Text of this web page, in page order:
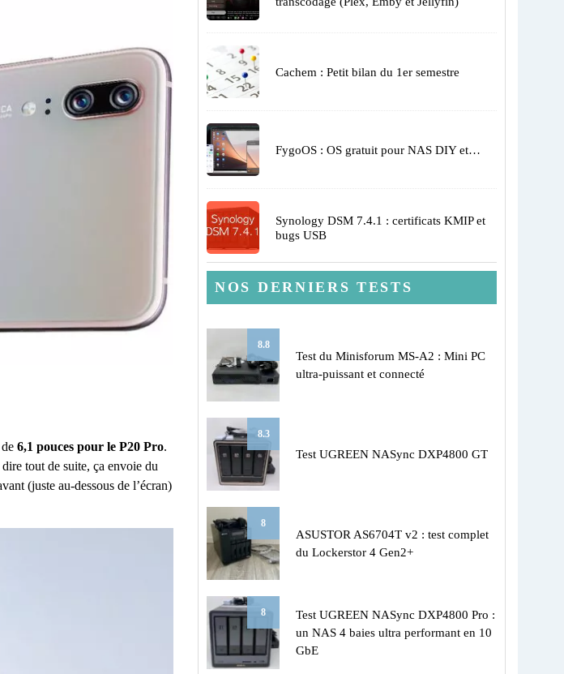
6,1 pouces pour le P20 Pro.
tout de suite, ça envoie du
(juste au-dessous de l’écran)
Cachem : Petit bilan du 1er semestre
FygoOS : OS gratuit pour NAS DIY et…
Synology DSM 7.4.1 : certificats KMIP et
bugs USB
NOS DERNIERS TESTS
8.8
Test du Minisforum MS-A2 : Mini PC
ultra-puissant et connecté
8.3
Test UGREEN NASync DXP4800 GT
8
ASUSTOR AS6704T v2 : test complet
du Lockerstor 4 Gen2+
8
Test UGREEN NASync DXP4800 Pro :
un NAS 4 baies ultra performant en 10
GbE